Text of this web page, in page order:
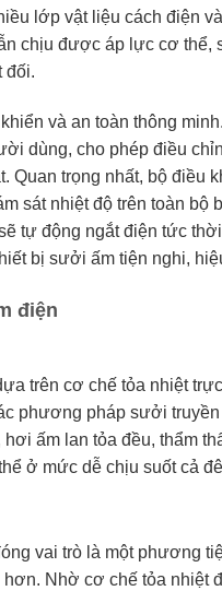
lớp vật liệu cách điện
chịu được áp lực cơ thể,
đối.
và an toàn thông
dùng, cho phép điều
Quan trọng nhất, bộ điều
sát nhiệt độ trên toàn bộ
tự động ngắt điện tức
bị sưởi ấm tiện nghi,
điện
trên cơ chế tỏa nhiệt
phương pháp sưởi
hơi ấm lan tỏa đều, thẩm
ở mức dễ chịu suốt cả
vai trò là một phương
Nhờ cơ chế tỏa nhiệt